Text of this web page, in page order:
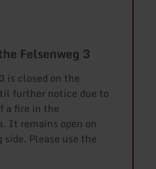
Felsenweg 3
is closed on the
further notice due to
a fire in the
It remains open on
Please use the